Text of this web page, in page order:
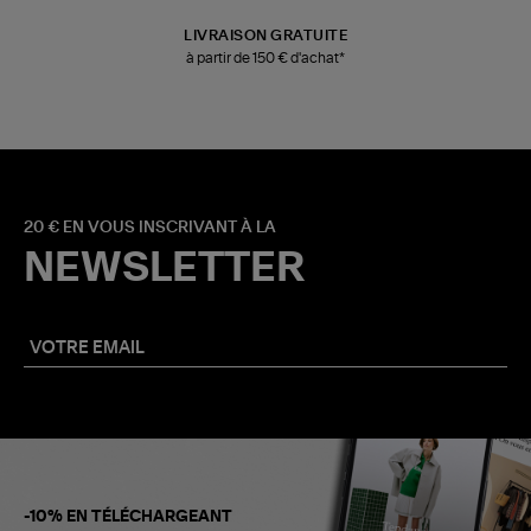
LIVRAISON GRATUITE
à partir de 150 € d'achat*
20 € EN VOUS INSCRIVANT À LA
NEWSLETTER
-10% EN TÉLÉCHARGEANT